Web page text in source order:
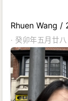
Rhuen Wang /
· 癸卯年五月廿